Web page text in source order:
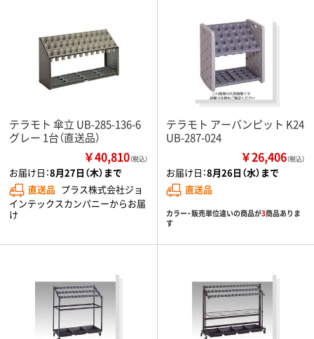
テラモト 傘立 UB-285-136-6
グレー 1台（直送品）
￥40,810（税込）
お届け日：8月27日（木）まで
直送品 プラス株式会社ジョ
インテックスカンパニーからお届
け
テラモト アーバンピット K24
UB-287-024
￥26,406（税込）
お届け日：8月26日（水）まで
直送品
カラー・販売単位違いの商品が3商品ありま
す